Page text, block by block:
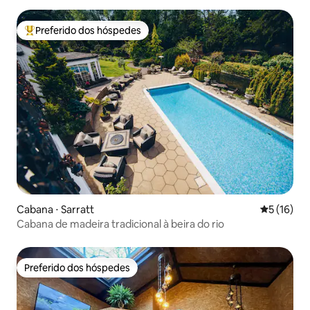
Entre os melhores preferidos dos hóspedes
Preferido dos hóspedes
Cabana ⋅ Sarratt 5 de uma
5 (16)
Cabana de madeira tradicional à beira do rio
Preferido dos hóspedes
Preferido dos hóspedes